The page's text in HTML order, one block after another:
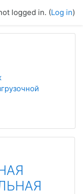
logged in. (Log in)